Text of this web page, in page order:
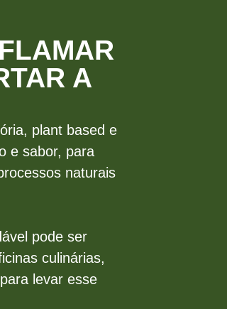
A
plant based e
e sabor, para
naturais
pode ser
culinárias,
levar esse